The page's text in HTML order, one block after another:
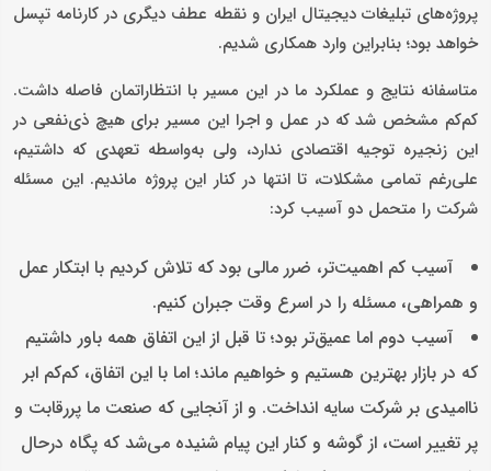
پروژه‌های تبلیغات دیجیتال ایران و نقطه عطف دیگری در کارنامه تپسل
خواهد بود؛ بنابراین وارد همکاری شدیم.
متاسفانه نتایج و عملکرد ما در این مسیر با انتظاراتمان فاصله داشت.
کم‌کم مشخص شد که در عمل و اجرا این مسیر برای هیچ ذی‌نفعی در
این زنجیره توجیه اقتصادی ندارد، ولی به‌واسطه تعهدی که داشتیم،
علی‌رغم تمامی مشکلات، تا انتها در کنار این پروژه ماندیم. این مسئله
شرکت را متحمل دو آسیب کرد:
آسیب کم اهمیت‌تر، ضرر مالی بود که تلاش کردیم با ابتکار عمل
و همراهی، مسئله را در اسرع وقت جبران کنیم.
آسیب دوم اما عمیق‌تر بود؛ تا قبل از این اتفاق همه باور داشتیم
که در بازار بهترین هستیم و خواهیم ماند؛ اما با این اتفاق، کم‌کم ابر
ناامیدی بر شرکت سایه انداخت. و از آنجایی که صنعت ما پررقابت و
پر تغییر است، از گوشه و کنار این پیام شنیده می‌شد که پگاه درحال